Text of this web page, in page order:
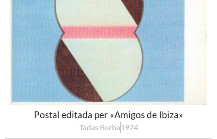
Postal editada per «Amigos de Ibiza»
Tadas Burba 1974